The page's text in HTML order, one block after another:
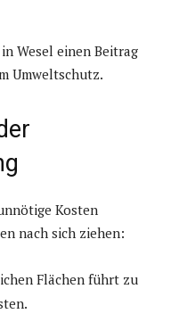
Wesel einen Beitrag
Umweltschutz.
Kosten
nach sich ziehen:
Flächen führt zu